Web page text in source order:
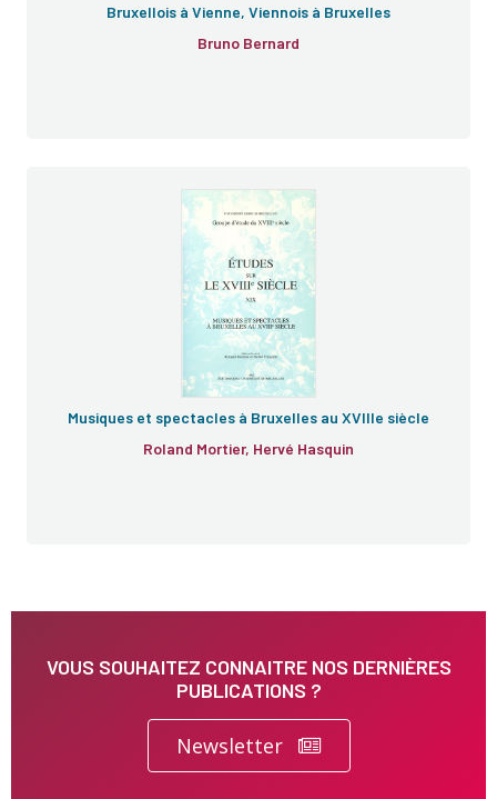
Bruxellois à Vienne, Viennois à Bruxelles
Bruno Bernard
Musiques et spectacles à Bruxelles au XVIIIe siècle
Roland Mortier, Hervé Hasquin
e
VOUS SOUHAITEZ CONNAITRE NOS DERNIÈRES
PUBLICATIONS ?
Newsletter